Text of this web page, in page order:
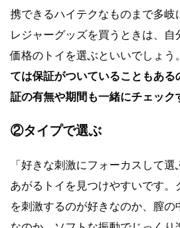
携できるハイテクなものまで多岐
レジャーグッズを買うときは、自
価格のトイを選ぶといいでしょう。
ては保証がついていることもある
証の有無や期間も一緒にチェック
②タイプで選ぶ
「好きな刺激にフォーカスして
あがるトイを見つけやすいです。
を刺激するのが好きなのか、膣